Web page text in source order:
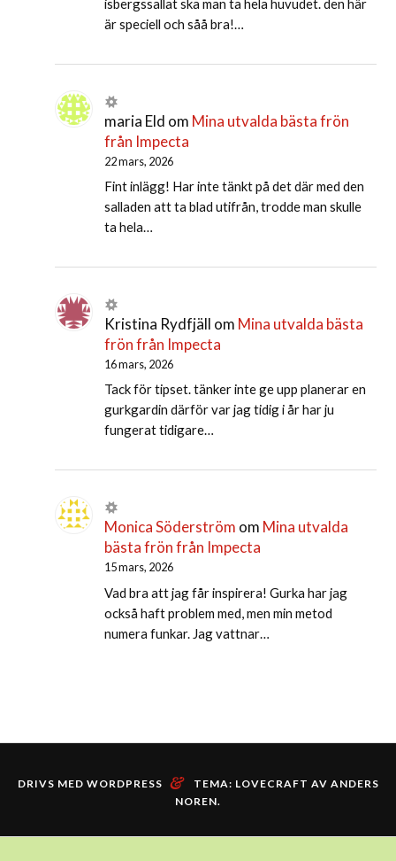
isbergssallat ska man ta hela huvudet. den här
är speciell och såå bra!…
maria Eld om Mina utvalda bästa frön
från Impecta
22 mars, 2026
Fint inlägg! Har inte tänkt på det där med den
salladen att ta blad utifrån, trodde man skulle
ta hela…
Kristina Rydfjäll om Mina utvalda bästa
frön från Impecta
16 mars, 2026
Tack för tipset. tänker inte ge upp planerar en
gurkgardin därför var jag tidig i år har ju
fungerat tidigare…
Monica Söderström om Mina utvalda
bästa frön från Impecta
15 mars, 2026
Vad bra att jag får inspirera! Gurka har jag
också haft problem med, men min metod
numera funkar. Jag vattnar…
DRIVS MED WORDPRESS & TEMA: LOVECRAFT AV ANDERS
NOREN.